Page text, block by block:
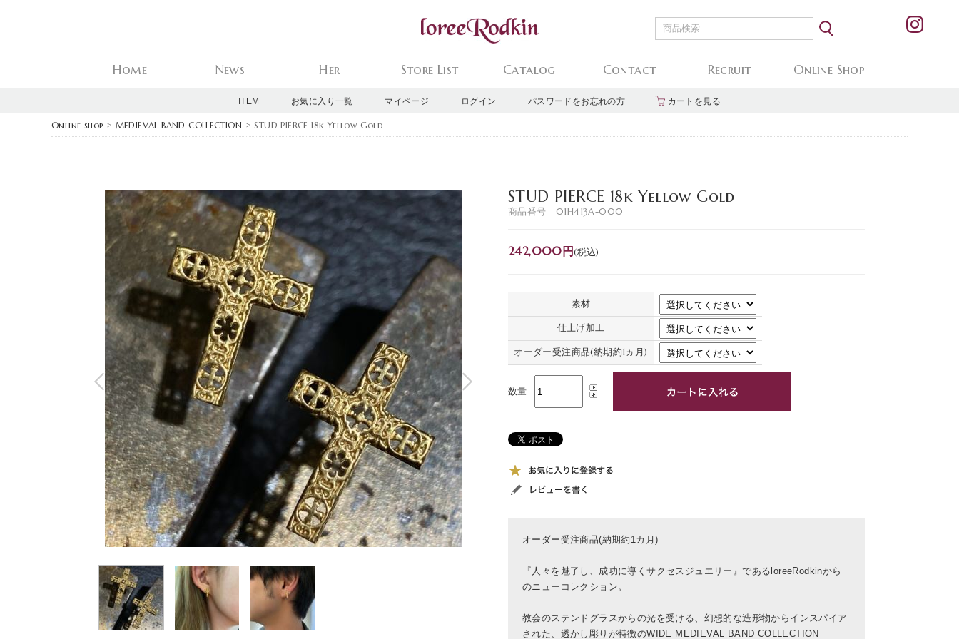
Home News Her Store List Catalog Contact Recruit Online Shop
ITEM お気に入り一覧 マイページ ログイン パスワードをお忘れの方 カートを見る
Online shop > MEDIEVAL BAND COLLECTION > STUD PIERCE 18k Yellow Gold
STUD PIERCE 18k Yellow Gold
商品番号 01H413A-000
242,000円(税込)
素材
仕上げ加工
オーダー受注商品(納期約1ヵ月)
数量
オーダー受注商品(納期約1カ月)
『人々を魅了し、成功に導くサクセスジュエリー』であるloreeRodkinから
のニューコレクション。
教会のステンドグラスからの光を受ける、幻想的な造形物からインスパイア
された、透かし彫りが特徴のWIDE MEDIEVAL BAND COLLECTION